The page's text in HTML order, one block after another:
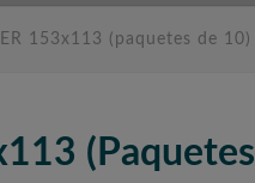
153x113 (paquetes de 10)
(paquetes